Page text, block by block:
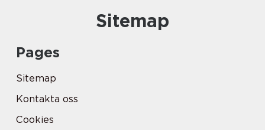
Sitemap
Pages
Sitemap
Kontakta oss
Cookies